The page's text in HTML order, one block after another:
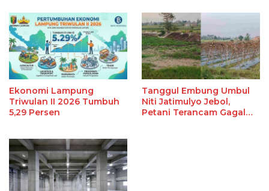
Ekonomi Lampung
Triwulan II 2026 Tumbuh
5,29 Persen
Tanggul Embung Umbul
Niti Jatimulyo Jebol,
Petani Terancam Gagal